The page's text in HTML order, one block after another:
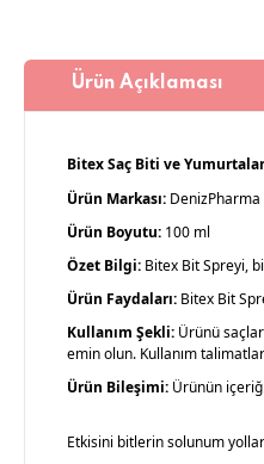
Ürün Açıklaması
Bitex Saç Biti ve
Ürün Markası: DenizPharma
Ürün Boyutu: 100 ml
Özet Bilgi: Bitex Bit Spreyi,
Ürün Faydaları: Bitex Bit
Kullanım Şekli: Ürünü
emin olun. Kullanım
Ürün Bileşimi: Ürünün
Etkisini bitlerin solunum